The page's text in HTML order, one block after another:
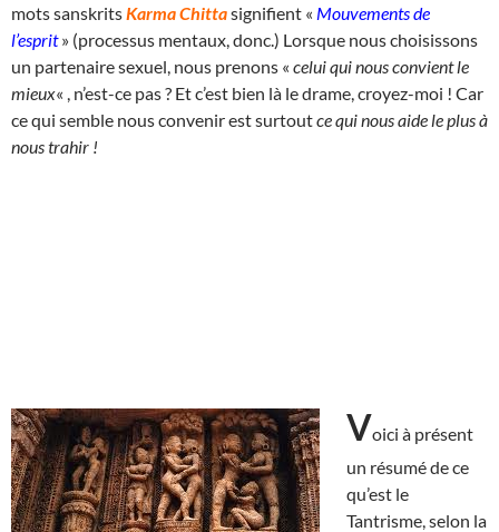
mots sanskrits Karma Chittasignifient « Mouvements de
l’esprit» (processus mentaux, donc.) Lorsque nous choisissons
un partenaire sexuel, nous prenons « celui qui nous convient le
mieux« , n’est-ce pas ? Et c’est bien là le drame, croyez-moi ! Car
ce qui semble nous convenir est surtoutce qui nous aide le plus à
nous trahir !
Voici à présent
un résumé de ce
qu’est le
Tantrisme, selon la